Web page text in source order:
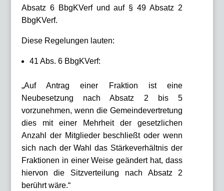
Absatz 6 BbgKVerf und auf § 49 Absatz 2
BbgKVerf.
Diese Regelungen lauten:
41 Abs. 6 BbgKVerf:
„Auf Antrag einer Fraktion ist eine
Neubesetzung nach Absatz 2 bis 5
vorzunehmen, wenn die Gemeindevertretung
dies mit einer Mehrheit der gesetzlichen
Anzahl der Mitglieder beschließt oder wenn
sich nach der Wahl das Stärkeverhältnis der
Fraktionen in einer Weise geändert hat, dass
hiervon die Sitzverteilung nach Absatz 2
berührt wäre.“